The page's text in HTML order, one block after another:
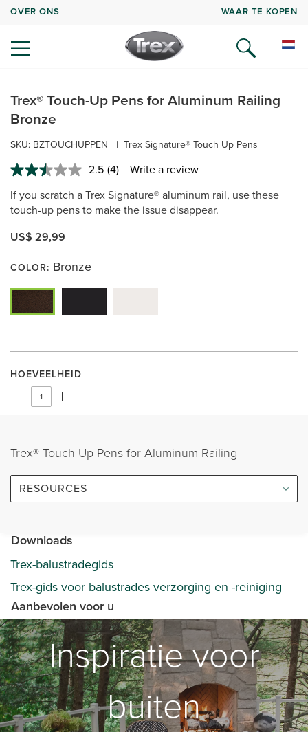
OVER ONS WAAR TE KOPEN
Trex® Touch-Up Pens for Aluminum Railing
Bronze
SKU: BZTOUCHUPPEN | Trex Signature® Touch Up Pens
2.5 Read
Reviews.
Same
page
(4)
Write a review
If you scratch a Trex Signature® aluminum rail, use these
touch-up pens to make the issue disappear.
US$ 29,99
COLOR: Bronze
HOEVEELHEID
Trex® Touch-Up Pens for Aluminum Railing
RESOURCES
Downloads
Trex-balustradegids
Trex-gids voor balustrades verzorging en -reiniging
Aanbevolen voor u
Inspiratie voor
buiten